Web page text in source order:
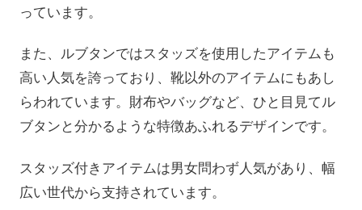
っています。
また、ルブタンではスタッズを使用したアイテムも
高い人気を誇っており、靴以外のアイテムにもあし
らわれています。財布やバッグなど、ひと目見てル
ブタンと分かるような特徴あふれるデザインです。
スタッズ付きアイテムは男女問わず人気があり、幅
広い世代から支持されています。